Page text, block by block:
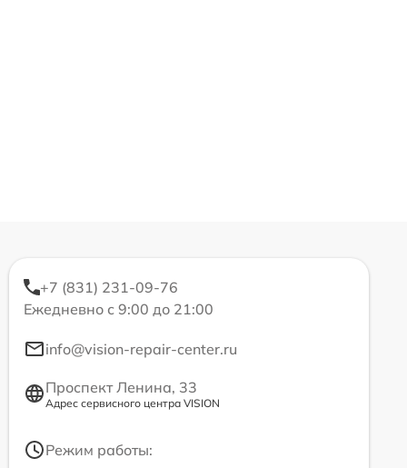
+7 (831) 231-09-76
Ежедневно с 9:00 до 21:00
info@vision-repair-center.ru
Проспект Ленина, 33
Адрес сервисного центра VISION
Режим работы: